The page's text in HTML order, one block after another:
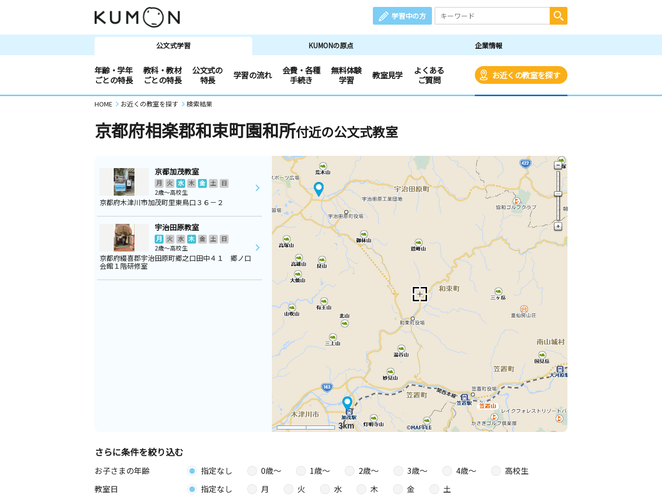
学習中の方
公文式学習 KUMONの原点 企業情報
年齢・学年
ごとの特長
教科・教材
ごとの特長
公文式の
特長
学習の流れ
会費・各種
手続き
無料体験
学習
教室見学
よくある
ご質問
お近くの教室を探す
HOME お近くの教室を探す 検索結果
京都府相楽郡和束町園和所付近の公文式教室
3km
京都加茂教室
月 火 水 木 金 土
日
2歳～高校生
京都府木津川市加茂町里東鳥口３６－２
宇治田原教室
月 火 水 木 金 土
日
2歳～高校生
京都府綴喜郡宇治田原町郷之口田中４１ 郷ノ口
会館１階研修室
さらに条件を絞り込む
お子さまの年齢 指定なし 0歳〜 1歳〜 2歳〜 3歳〜 4歳〜
高校生
教室日
指定なし 月 火 水 木 金
土